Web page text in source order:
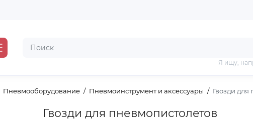
Я ищу,
Пневмооборудование Пневмоинструмент и аксессуары Гвозди для
Гвозди для пневмопистолетов